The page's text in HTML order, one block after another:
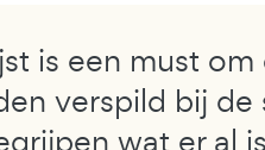
is een must
verspild bij
wat er al